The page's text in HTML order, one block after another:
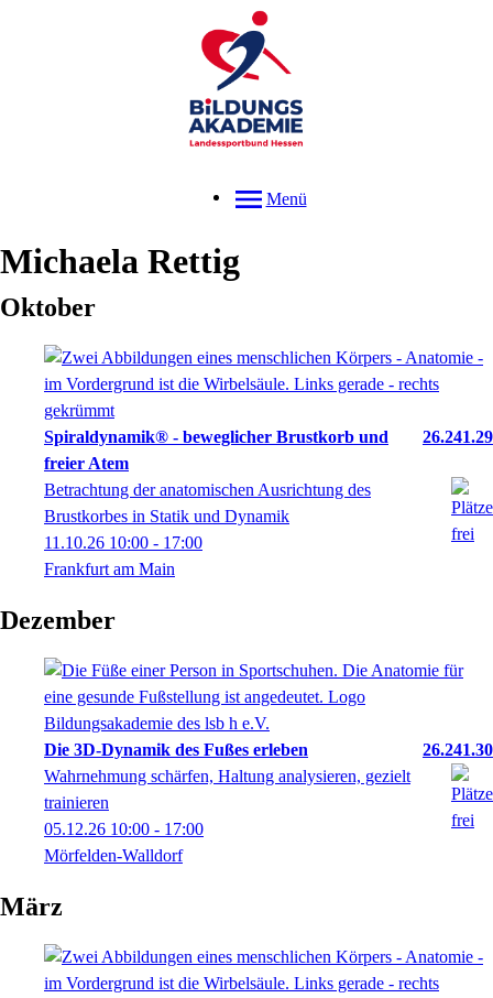
Menü
Michaela Rettig
Oktober
Spiraldynamik® - beweglicher Brustkorb und
freier Atem
26.241.29
Betrachtung der anatomischen Ausrichtung des
Brustkorbes in Statik und Dynamik
11.10.26 10:00 - 17:00
Frankfurt am Main
Dezember
Die 3D-Dynamik des Fußes erleben
26.241.30
Wahrnehmung schärfen, Haltung analysieren, gezielt
trainieren
05.12.26 10:00 - 17:00
Mörfelden-Walldorf
März